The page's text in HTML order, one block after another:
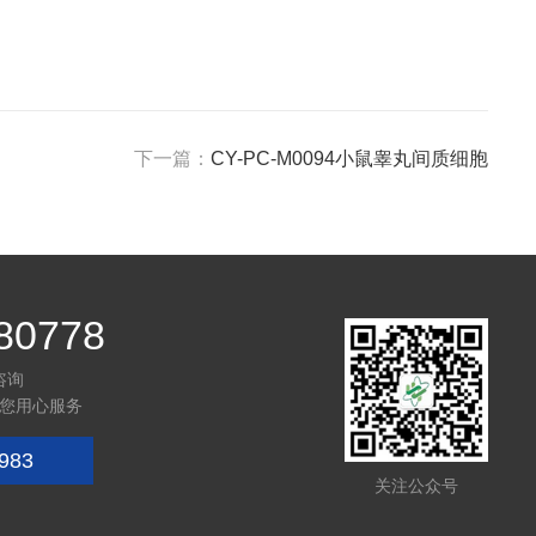
下一篇： CY-PC-M0094小鼠睾丸间质细胞
询
用心服务
关注公众号